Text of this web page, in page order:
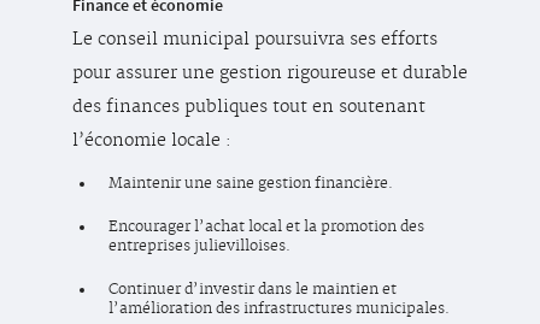
Finance et économie
Le conseil municipal poursuivra ses efforts
pour assurer une gestion rigoureuse et durable
des finances publiques tout en soutenant
l’économie locale :
Maintenir une saine gestion financière.
Encourager l’achat local et la promotion des
entreprises julievilloises.
Continuer d’investir dans le maintien et
l’amélioration des infrastructures municipales.